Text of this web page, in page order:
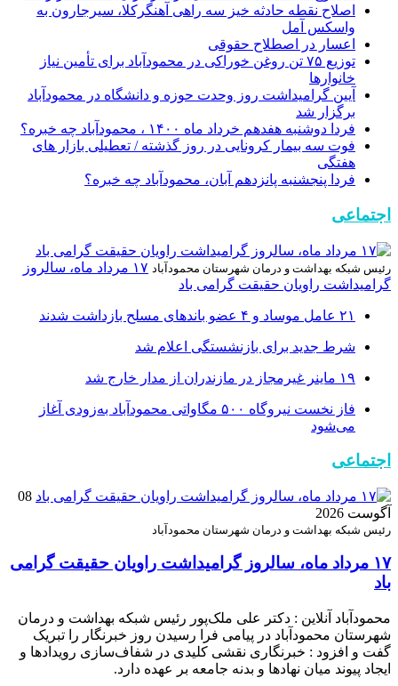
اصلاح نقطه حادثه خیز سه راهی آهنگرکلا، سیرجارون به
واسکس آمل
اعسار در اصطلاح حقوقی
توزیع ۷۵ تن روغن خوراکی در محمودآباد برای تأمین نیاز
خانوارها
آیین گرامیداشت روز وحدت حوزه و دانشگاه در محمودآباد
برگزار شد
فردا دوشنبه هفدهم خرداد ماه ۱۴۰۰ ، محمودآباد چه خبره؟
فوت سه بیمار کرونایی در روز گذشته / تعطیلی بازار های
هفتگی
فردا پنجشنبه پانزدهم آبان، محمودآباد چه خبره؟
اجتماعی
رئیس شبکه بهداشت و درمان شهرستان محمودآباد
۱۷ مرداد ماه، سالروز
گرامیداشت راویان حقیقت گرامی باد
۲۱ عامل موساد و ۴ عضو باند‌های مسلح بازداشت شدند
شرط جدید برای بازنشستگی اعلام شد
۱۹ ماینر غیرمجاز در مازندران از مدار خارج شد
فاز نخست نیروگاه ۵۰۰ مگاواتی محمودآباد به‌زودی آغاز
می‌شود
اجتماعی
08
آگوست 2026
رئیس شبکه بهداشت و درمان شهرستان محمودآباد
۱۷ مرداد ماه، سالروز گرامیداشت راویان حقیقت گرامی
باد
محمودآباد آنلاین : دکتر علی ملک‌پور رئیس شبکه بهداشت و درمان
شهرستان محمودآباد در پیامی فرا رسیدن روز خبرنگار را تبریک
گفت و افزود : خبرنگاری نقشی کلیدی در شفاف‌سازی رویدادها و
ایجاد پیوند میان نهادها و بدنه جامعه بر عهده دارد.